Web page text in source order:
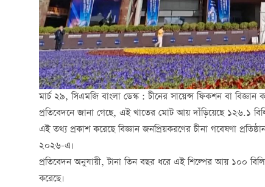
মার্চ ২৯, সিএমজি বাংলা ডেস্ক : চীনের সায়েন্স ফিকশন বা
প্রতিবেদনে জানা গেছে, এই খাতের মোট আয় দাঁড়িয়েছে ১২৬.১
এই তথ্য প্রকাশ করেছে বিজ্ঞান জনপ্রিয়করণের চীনা গবেষণা
২০২৬-এ।
প্রতিবেদন অনুযায়ী, টানা তিন বছর ধরে এই শিল্পের আয় ১০০
করেছে।